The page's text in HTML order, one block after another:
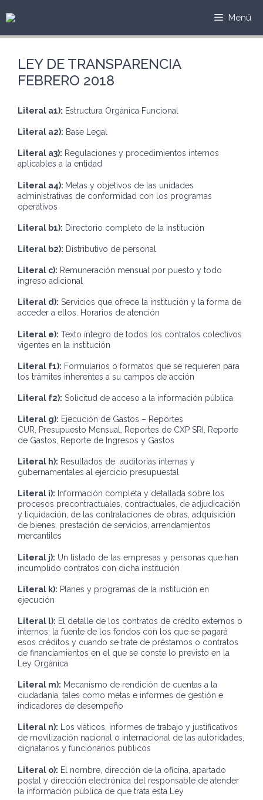
Menú
LEY DE TRANSPARENCIA
FEBRERO 2018
Literal a1): Estructura Orgánica Funcional
Literal a2): Base Legal
Literal a3): Regulaciones y procedimientos internos
aplicables a la entidad
Literal a4): Metas y objetivos de las unidades
administrativas de conformidad con los programas
operativos
Literal b1): Directorio completo de la institución
Literal b2): Distributivo de personal
Literal c): Remuneración mensual por puesto y todo
ingreso adicional
Literal d): Servicios que ofrece la institución y la forma de
acceder a ellos. Horarios de atención
Literal e): Texto íntegro de todos los contratos colectivos
vigentes en la institución
Literal f1): Formularios o formatos que se requieren para
los trámites inherentes a su campos de acción
Literal f2): Solicitud de acceso a la información pública
Literal g): Ejecución de Gastos – Reportes
CUR, Presupuesto Mensual, Reportes de CXP SRI, Reporte
de Gastos, Reporte de Ingresos y Gastos
Literal h): Resultados de auditorías internas y
gubernamentales al ejercicio presupuestal
Literal i): Información completa y detallada sobre los
procesos precontractuales, contractuales, de adjudicación
y liquidación, de las contrataciones de obras, adquisición
de bienes, prestación de servicios, arrendamientos
mercantiles
Literal j): Un listado de las empresas y personas que han
incumplido contratos con dicha institución
Literal k): Planes y programas de la institución en
ejecución
Literal l): El detalle de los contratos de crédito externos o
internos; la fuente de los fondos con los que se pagará
esos créditos y cuando se trate de préstamos o contratos
de financiamientos en el que se conste lo previsto en la
Ley Orgánica
Literal m): Mecanismo de rendición de cuentas a la
ciudadanía, tales como metas e informes de gestión e
indicadores de desempeño
Literal n): Los viáticos, informes de trabajo y justificativos
de movilización nacional o internacional de las autoridades,
dignatarios y funcionarios públicos
Literal o): El nombre, dirección de la oficina, apartado
postal y dirección electrónica del responsable de atender
la información pública de que trata esta Ley